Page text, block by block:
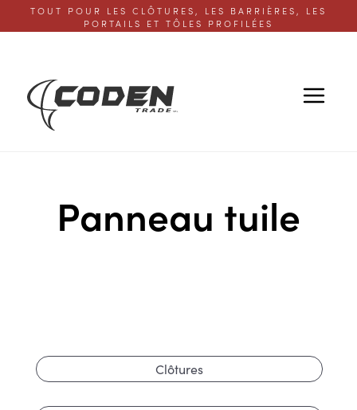
TOUT POUR LES CLÔTURES, LES BARRIÈRES, LES
PORTAILS ET TÔLES PROFILÉES
Panneau tuile
Clôtures